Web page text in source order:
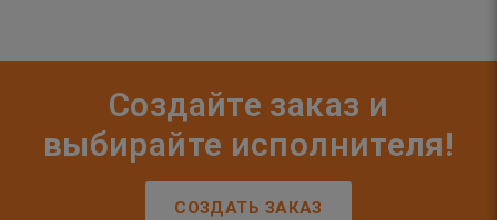
Создайте заказ и
выбирайте исполнителя!
СОЗДАТЬ ЗАКАЗ